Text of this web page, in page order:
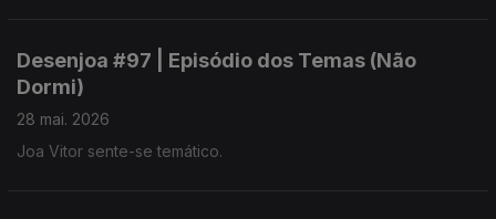
Desenjoa #97 | Episódio dos Temas (Não
Dormi)
28 mai. 2026
Joa Vitor sente-se temático.